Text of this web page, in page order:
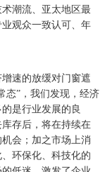
潮流、亚太地区最
观众一致认可、年
速的放缓对门窗遮
态”，我们发现，经济
是行业发展的良
存后，将在持续在
会；加之市场上消
环保化、科技化的